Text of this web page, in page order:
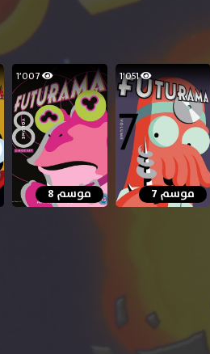
1٬051
موسم 7
1٬007
موسم 8